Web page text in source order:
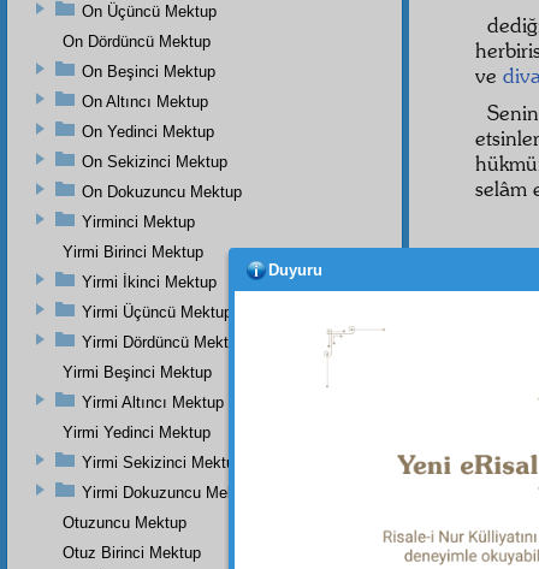
ve
selâm
Bu
ettik;
On Üçüncü Mektup
On Dördüncü Mektup
On Beşinci Mektup
On Altıncı Mektup
On Yedinci Mektup
On Sekizinci Mektup
On Dokuzuncu Mektup
Yirminci Mektup
Yirmi Birinci Mektup
Yirmi İkinci Mektup
Yirmi Üçüncü Mektup
Yirmi Dördüncü Mektup
Yirmi Beşinci Mektup
Yirmi Altıncı Mektup
Yirmi Yedinci Mektup
Yirmi Sekizinci Mektup
Yirmi Dokuzuncu Mektup
Otuzuncu Mektup
Otuz Birinci Mektup
Duyuru